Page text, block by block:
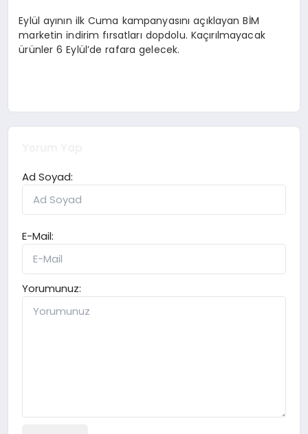
Eylül ayının ilk Cuma kampanyasını açıklayan BİM
marketin indirim fırsatları dopdolu. Kaçırılmayacak
ürünler 6 Eylül’de rafara gelecek.
Ad Soyad:
E-Mail:
Yorumunuz: